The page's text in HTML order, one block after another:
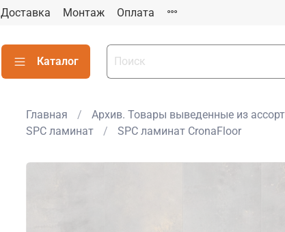
Доставка Монтаж Оплата
Каталог
Главная Архив. Товары выведенные из
SPC ламинат
SPC ламинат CronaFloor